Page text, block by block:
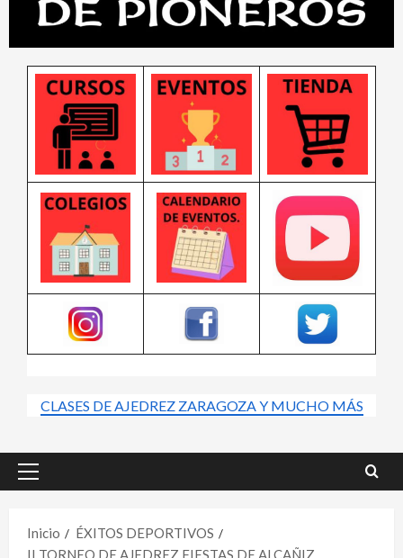
CLASES DE AJEDREZ ZARAGOZA Y MUCHO MÁS
Menú
Inicio
ÉXITOS DEPORTIVOS